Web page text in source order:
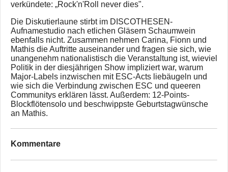
verkündete: „Rock'n'Roll never dies".
Die Diskutierlaune stirbt im DISCOTHESEN-
Aufnamestudio nach etlichen Gläsern Schaumwein
ebenfalls nicht. Zusammen nehmen Carina, Fionn und
Mathis die Auftritte auseinander und fragen sie sich, wie
unangenehm nationalistisch die Veranstaltung ist, wieviel
Politik in der diesjährigen Show impliziert war, warum
Major-Labels inzwischen mit ESC-Acts liebäugeln und
wie sich die Verbindung zwischen ESC und queeren
Communitys erklären lässt. Außerdem: 12-Points-
Blockflötensolo und beschwippste Geburtstagwünsche
an Mathis.
Kommentare